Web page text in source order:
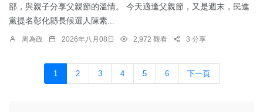
部，與親子分享父親節的溫情。 今天適逢父親節，又是週末，民進
黨提名彰化縣長候選人陳素...
周為政 2026年八月08日 2,972 觀看 3 分享
1 2 3 4 5 6 下一頁